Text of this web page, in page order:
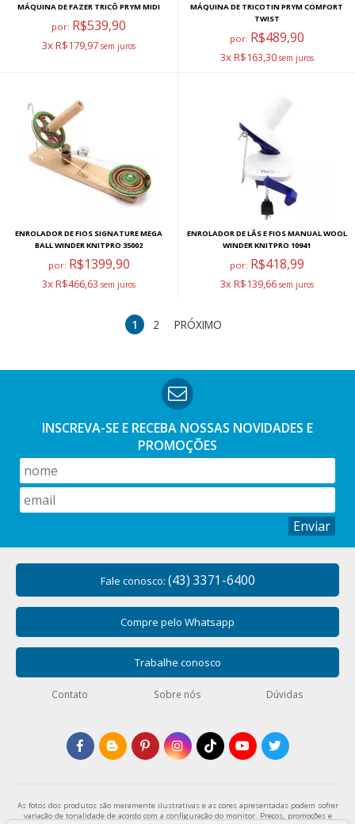
MÁQUINA DE FAZER TRICÔ PRYM MIDI
por: R$539,90
3x R$179,97
MÁQUINA DE TRICOTIN PRYM COMFORT
TWIST
por: R$489,90
3x R$163,30
ENROLADOR DE FIOS SIGNATURE MEGA
BALL WINDER KNITPRO 35002
por: R$1399,90
3x R$466,63
ENROLADOR DE LÃS E FIOS MANUAL WOOL
WINDER KNITPRO 10941
por: R$418,99
3x R$139,66
1 2 PRÓXIMO
INSCREVA-SE E RECEBA NOSSAS NOVIDADES E
PROMOÇÕES
Enviar
Fale conosco: (43) 3371-6400
Compre pelo Whatsapp
Trabalhe conosco
Contato Sobre nós Dúvidas
As fotos dos produtos são meramente ilustrativas e as cores apresentadas podem sofrer
variação de tonalidade de acordo com a configuração do monitor. Preços, promoções e